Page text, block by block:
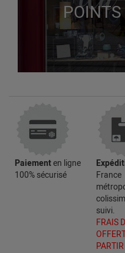
Paiementen ligne
100% sécurisé
France
suivi.
FRAIS